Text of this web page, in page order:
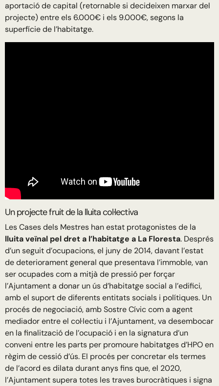
aportació de capital (retornable si decideixen marxar del
projecte) entre els 6.000€ i els 9.000€, segons la
superfície de l’habitatge.
Un projecte fruit de la lluita col·lectiva
Les Cases dels Mestres han estat protagonistes de la
lluita veïnal pel dret a l’habitatge a La Floresta. Després
d’un seguit d’ocupacions, el juny de 2014, davant l’estat
de deteriorament general que presentava l’immoble, van
ser ocupades com a mitjà de pressió per forçar
l’Ajuntament a donar un ús d’habitatge social a l’edifici,
amb el suport de diferents entitats socials i polítiques. Un
procés de negociació, amb Sostre Cívic com a agent
mediador entre el col·lectiu i l’Ajuntament, va desembocar
en la finalització de l’ocupació i en la signatura d’un
conveni entre les parts per promoure habitatges d’HPO en
règim de cessió d’ús. El procés per concretar els termes
de l’acord es dilata durant anys fins que, el 2020,
l’Ajuntament supera totes les traves burocràtiques i signa